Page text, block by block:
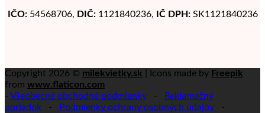
IČO:54568706, DIČ:1121840236, IČ DPH:SK1121840236
Copyright 2026 © milekvietky.sk | Icons made by Freepik
from www.flaticon.com
- Všeobecné obchodné podmienky -
Reklamačný
poriadok - Podmienky ochrany osobných údajov -